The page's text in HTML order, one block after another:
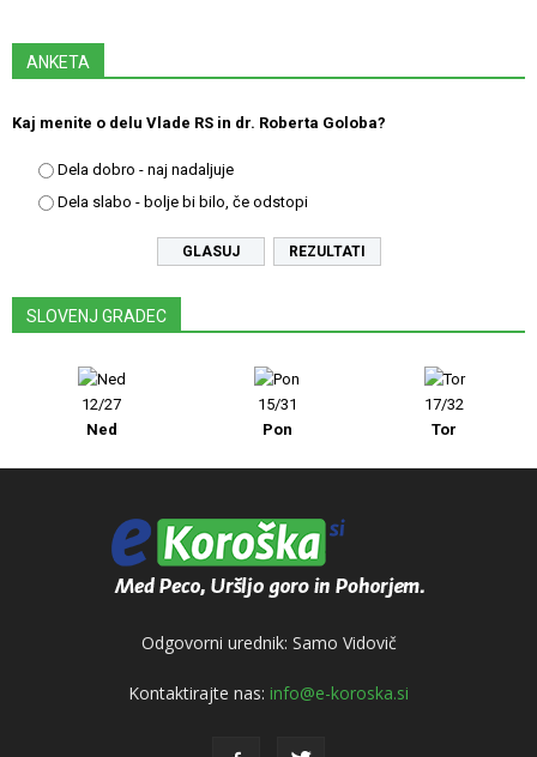
ANKETA
Kaj menite o delu Vlade RS in dr. Roberta Goloba?
Dela dobro - naj nadaljuje
Dela slabo - bolje bi bilo, če odstopi
REZULTATI
SLOVENJ GRADEC
12/27
Ned
15/31
Pon
17/32
Tor
Odgovorni urednik: Samo Vidovič
Kontaktirajte nas: info@e-koroska.si